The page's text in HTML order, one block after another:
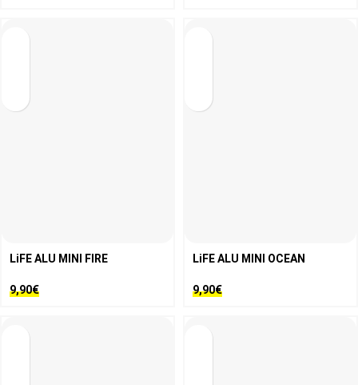
LiFE ALU MINI FIRE
9,90€
LiFE ALU MINI OCEAN
9,90€